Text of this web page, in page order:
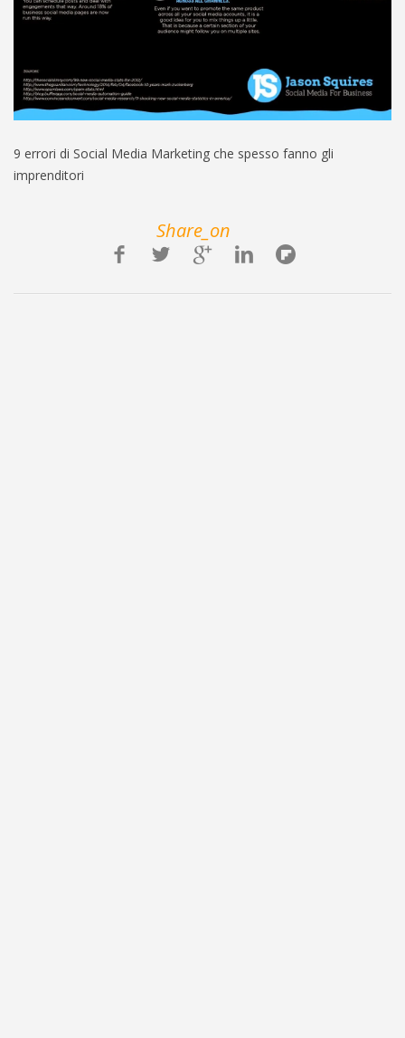
9 errori di Social Media Marketing che spesso fanno gli
imprenditori
Share_on